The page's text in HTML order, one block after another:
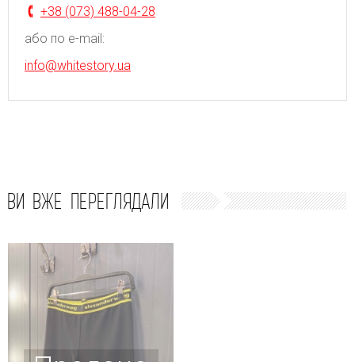
+38 (073) 488-04-28
або по e-mail:
info@whitestory.ua
ВИ ВЖЕ ПЕРЕГЛЯДАЛИ